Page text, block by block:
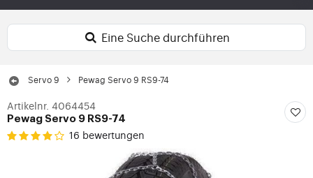
Eine Suche durchführen
Servo 9 Pewag Servo 9 RS9-74
Artikelnr. 4064454
Pewag Servo 9 RS9-74
16 bewertungen